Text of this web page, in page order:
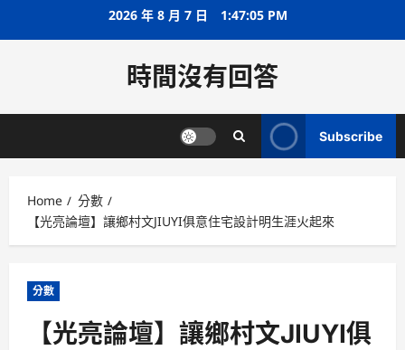
2026 年 8 月 7 日 1:47:06 PM
時間沒有回答
Subscribe
Home
分數
【光亮論壇】讓鄉村文JIUYI俱意住宅設計明生涯火起來
分數
【光亮論壇】讓鄉村文JIUYI俱